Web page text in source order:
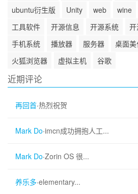
ubuntu衍生版
Unity web wine
工具软件
开源信息 开源系统
手机系统
播放器 服务器 桌面
火狐浏览器
虚拟主机 谷歌
近期评论
再回首·热烈祝贺
Mark Do·imcn成功拥抱人工...
Mark Do·Zorin OS 很...
养乐多·elementary...